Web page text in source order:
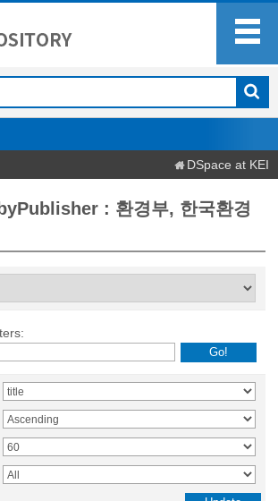
DSpace at KEI
: 환경부, 한국환경